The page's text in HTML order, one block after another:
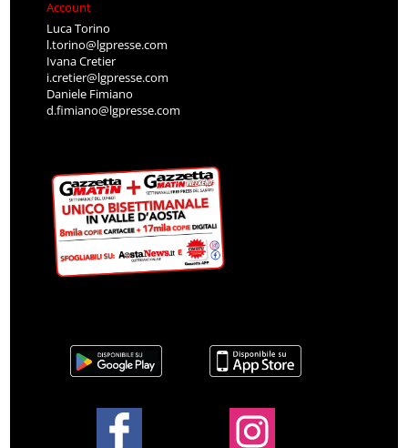
Account
Luca Torino
l.torino@lgpresse.com
Ivana Cretier
i.cretier@lgpresse.com
Daniele Fimiano
d.fimiano@lgpresse.com